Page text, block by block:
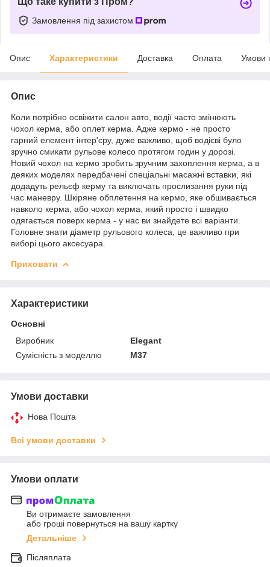
Замовлення під захистом
Опис Характеристики Доставка Оплата Умови
Опис
Коли потрібно освіжити салон авто, водії часто змінюють
чохол керма, або оплет керма. Адже кермо - не просто
гарний елемент інтер'єру, дуже важливо, щоб водієві було
зручно смикати рульове колесо протягом годин у дорозі.
Новий чохол на кермо зробить зручним захоплення керма, а в
деяких моделях передбачені спеціальні масажні вставки, які
додадуть рельєф керму та виключать прослизання руки під
час маневру. Шкіряне обплетення на кермо, яке обшивається
навколо керма, або чохол керма, який просто і швидко
одягається поверх керма - у нас ви знайдете всі варіанти.
Головне знати діаметр рульового колеса, це важливо при
виборі цього аксесуара.
Приховати
Характеристики
Основні
Виробник
Elegant
Сумісність з моделлю
M37
Умови доставки
Нова Пошта
Всі умови доставки
Умови оплати
Ви отримаєте замовлення
або гроші повернуться на вашу картку
Детальніше
Післяплата